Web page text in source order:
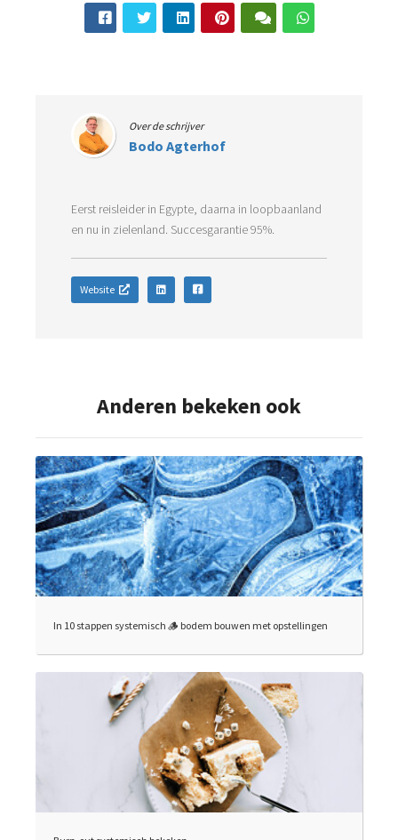
Over de schrijver
Bodo Agterhof
Eerst reisleider in Egypte, daarna in loopbaanland
en nu in zielenland. Succesgarantie 95%.
Website
Anderen bekeken ook
In 10 stappen systemisch 🪵 bodem bouwen met opstellingen